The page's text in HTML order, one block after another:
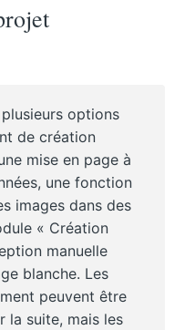
options
de création
mise en page à
une fonction
images dans des
« Création
manuelle
blanche. Les
peuvent être
la suite, mais les